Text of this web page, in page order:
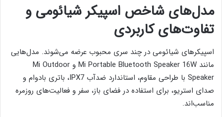
مدل‌های شاخص اسپیکر شیائومی و
تفاوت‌های کاربردی
اسپیکرهای شیائومی در چند سری محبوب عرضه می‌شوند. مدل‌هایی
مانند Mi Portable Bluetooth Speaker 16W و Mi Outdoor
Speaker با طراحی مقاوم، استاندارد ضدآب IPX7، باتری بادوام و
صدای استریو، برای استفاده در فضای باز، سفر و فعالیت‌های روزمره
مناسب‌اند.